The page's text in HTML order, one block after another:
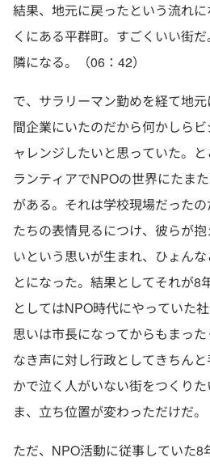
結果、地元に戻ったという流れ
くにある平群町。すごくいい街
隣になる。（06：42）
で、サラリーマン勤めを経て地
間企業にいたのだから何かしら
ャレンジしたいと思っていた。
ランティアでNPOの世界にたま
がある。それは学校現場だった
たちの表情見るにつけ、彼らが
いという思いが生まれ、ひょん
とになった。結果としてそれが8
としてはNPO時代にやっていた
思いは市長になってからもまっ
なき声に対し行政としてきちん
かで泣く人がいない街をつくり
ま、立ち位置が変わっただけだ。
ただ、NPO活動に従事していた8